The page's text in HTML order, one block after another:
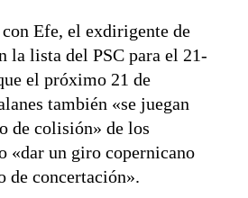
Efe, el exdirigente de
la lista del PSC para el 21-
el próximo 21 de
también «se juegan
de colisión» de los
«dar un giro copernicano
de concertación».